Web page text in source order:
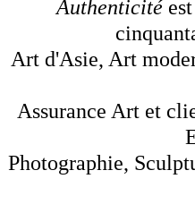
Authenticitéest
Art d'Asie, Art
Assurance Art et
Photographie,